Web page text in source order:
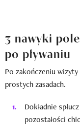
3 nawyki
po pływaniu
Po zakończeniu
prostych zasadach.
Dokładnie
pozostałości